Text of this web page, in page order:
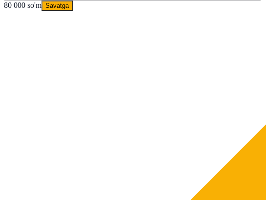
80 000 so'm Savatga